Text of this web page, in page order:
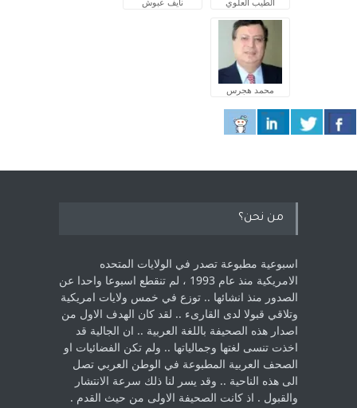
محمد هجرس
من نحن؟
اسبوعية مطبوعة تصدر في الولايات المتحده
الامريكية منذ عام 1993 ، لم ‏تنقطع اسبوعا واحدا عن
الصدور منذ انشائها .. توزع في خمس ولايات امريكية
‏وتلاقي قبولا لدى القارىء ..‏ لقد كان الهدف الاول من
اصدار هذه الصحيفة باللغة العربية .. ان الجالية قد
اخذت ‏تنسى لغتها وجمالياتها .. ولم تكن الفضائيات او
الصحف العربية المطبوعة في الوطن ‏العربي تصل
الى هذه الناحية .. وقد يسر لنا ذلك سرعة الانتشار
والقبول . اذ كانت ‏الصحيفة الاولى من حيث القدم . ‏